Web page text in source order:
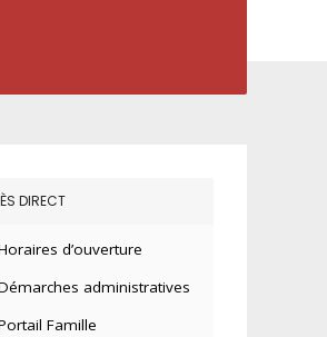
DIRECT
d’ouverture
administratives
Famille